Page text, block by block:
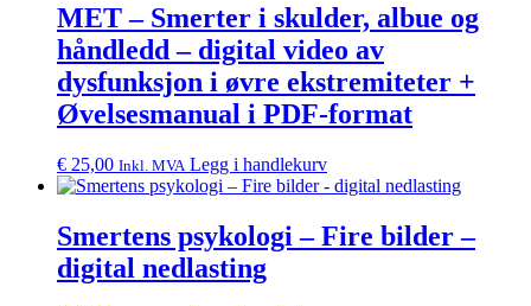
MET – Smerter i skulder, albue og
håndledd – digital video av
dysfunksjon i øvre ekstremiteter +
Øvelsesmanual i PDF-format
€ 25,00 Inkl. MVA Legg i handlekurv
Smertens psykologi – Fire bilder –
digital nedlasting